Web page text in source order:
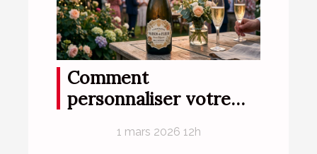
Comment
personnaliser votre
occasions spéciales ?
1 mars 2026 12h